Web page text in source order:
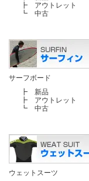
┣ アウトレット
┗ 中古
サーフボード
┣ 新品
┣ アウトレット
┗ 中古
ウェットスーツ